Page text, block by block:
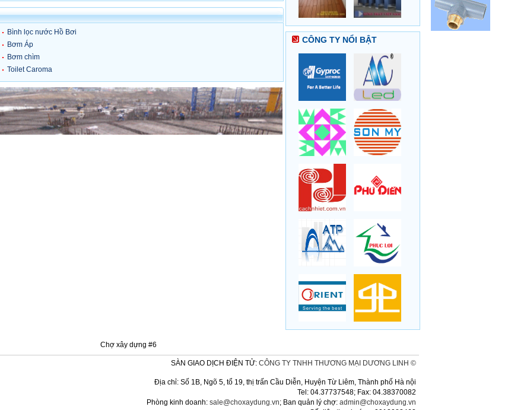
Bình lọc nước Hồ Bơi
Bơm Áp
Bơm chìm
Toilet Caroma
CÔNG TY NỔI BẬT
Chợ xây dựng #6
SÀN GIAO DỊCH ĐIỆN TỬ: CÔNG TY TNHH THƯƠNG MẠI DƯƠNG LINH ©
Địa chỉ: Số 1B, Ngõ 5, tổ 19, thị trấn Cầu Diễn, Huyện Từ Liêm, Thành phố Hà nội
Tel: 04.37737548; Fax: 04.38370082
Phòng kinh doanh: sale@choxaydung.vn; Ban quản lý chợ: admin@choxaydung.vn